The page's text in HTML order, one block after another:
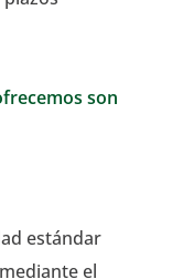
son
estándar
el